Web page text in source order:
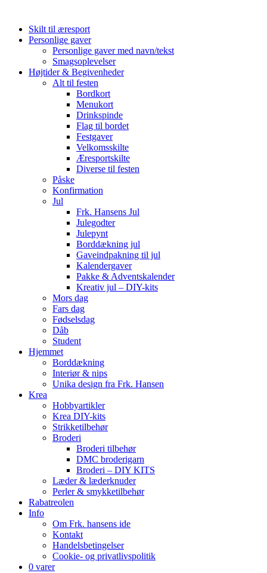
Skilt til æresport
Personlige gaver
Personlige gaver med navn/tekst
Smagsoplevelser
Højtider & Begivenheder
Alt til festen
Bordkort
Menukort
Drinkspinde
Flag til bordet
Festgaver
Velkomsskilte
Æresportskilte
Diverse til festen
Påske
Konfirmation
Jul
Frk. Hansens Jul
Julegodter
Julepynt
Borddækning jul
Gaveindpakning til jul
Kalendergaver
Pakke & Adventskalender
Kreativ jul – DIY-kits
Mors dag
Fars dag
Fødselsdag
Dåb
Student
Hjemmet
Borddækning
Interiør & nips
Unika design fra Frk. Hansen
Krea
Hobbyartikler
Krea DIY-kits
Strikketilbehør
Broderi
Broderi tilbehør
DMC broderigarn
Broderi – DIY KITS
Læder & læderknuder
Perler & smykketilbehør
Rabatreolen
Info
Om Frk. hansens ide
Kontakt
Handelsbetingelser
Cookie- og privatlivspolitik
0 varer